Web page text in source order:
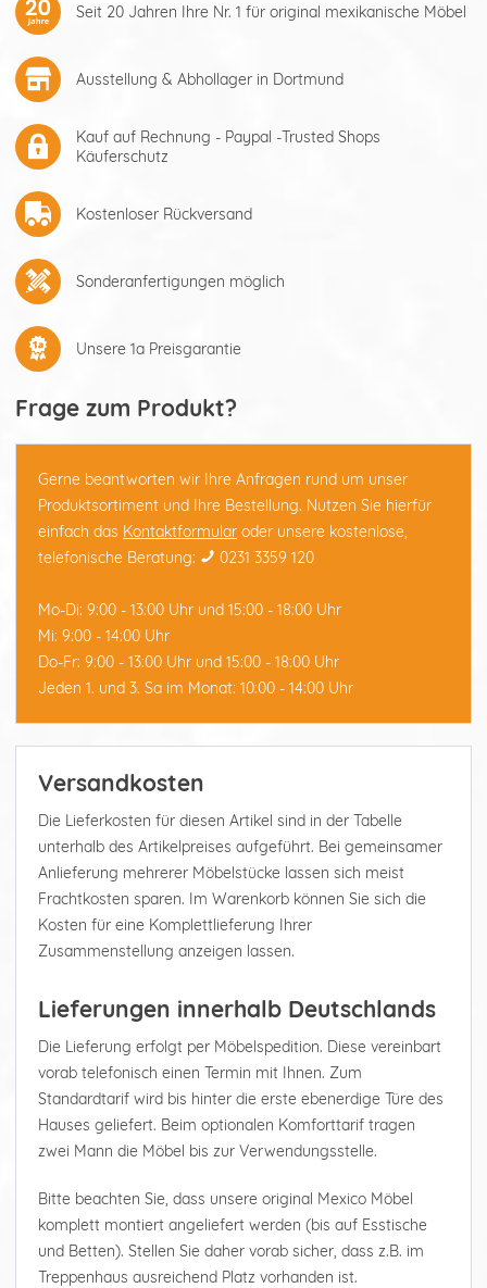
Seit 20 Jahren Ihre Nr. 1 für original mexikanische Möbel
Ausstellung & Abhollager in Dortmund
Kauf auf Rechnung - Paypal -Trusted Shops
Käuferschutz
Kostenloser Rückversand
Sonderanfertigungen möglich
Unsere 1a Preisgarantie
Frage zum Produkt?
Gerne beantworten wir Ihre Anfragen rund um unser
Produktsortiment und Ihre Bestellung. Nutzen Sie hierfür
einfach das Kontaktformular oder unsere kostenlose,
telefonische Beratung:
0231 3359 120
Mo-Di: 9:00 - 13:00 Uhr und 15:00 - 18:00 Uhr
Mi: 9:00 - 14:00 Uhr
Do-Fr: 9:00 - 13:00 Uhr und 15:00 - 18:00 Uhr
Jeden 1. und 3. Sa im Monat: 10:00 - 14:00 Uhr
Versandkosten
Die Lieferkosten für diesen Artikel sind in der Tabelle
unterhalb des Artikelpreises aufgeführt. Bei gemeinsamer
Anlieferung mehrerer Möbelstücke lassen sich meist
Frachtkosten sparen. Im Warenkorb können Sie sich die
Kosten für eine Komplettlieferung Ihrer
Zusammenstellung anzeigen lassen.
Lieferungen innerhalb Deutschlands
Die Lieferung erfolgt per Möbelspedition. Diese vereinbart
vorab telefonisch einen Termin mit Ihnen. Zum
Standardtarif wird bis hinter die erste ebenerdige Türe des
Hauses geliefert. Beim optionalen Komforttarif tragen
zwei Mann die Möbel bis zur Verwendungsstelle.
Bitte beachten Sie, dass unsere original Mexico Möbel
komplett montiert angeliefert werden (bis auf Esstische
und Betten). Stellen Sie daher vorab sicher, dass z.B. im
Treppenhaus ausreichend Platz vorhanden ist.